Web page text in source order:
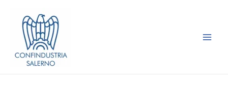
contenuto
articoli